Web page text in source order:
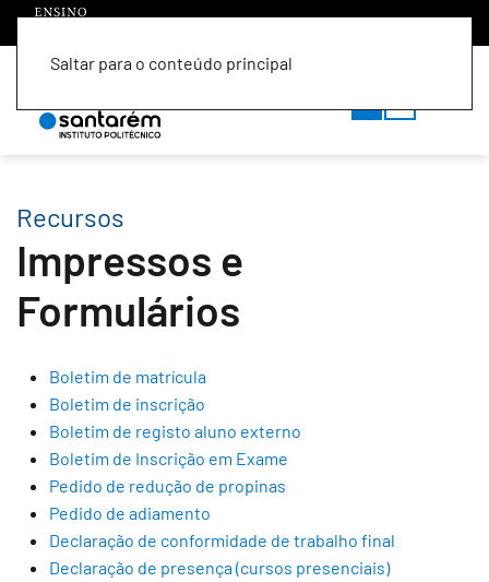
Saltar para o conteúdo principal
Recursos
Impressos e
Formulários
Boletim de matrícula
Boletim de inscrição
Boletim de registo aluno externo
Boletim de Inscrição em Exame
Pedido de redução de propinas
Pedido de adiamento
Declaração de conformidade de trabalho final
Declaração de presença (cursos presenciais)